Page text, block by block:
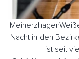
Nacht in den
ist seit